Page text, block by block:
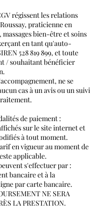
régissent les relations
praticienne en
bien-être et soins
en tant qu'auto-
528 819 899, et toute
/ souhaitant bénéficier
ne se
cas à un avis ou un suivi
de paiement :
sur le site internet et
à tout moment.
en vigueur au moment de
applicable.
s'effectuer par :
bancaire et à la
par carte bancaire.
NE SERA
LA PRESTATION.